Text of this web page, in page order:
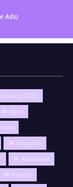
Ads)
2022
Agra
Ajaygarh
Allahbaad
Amethi